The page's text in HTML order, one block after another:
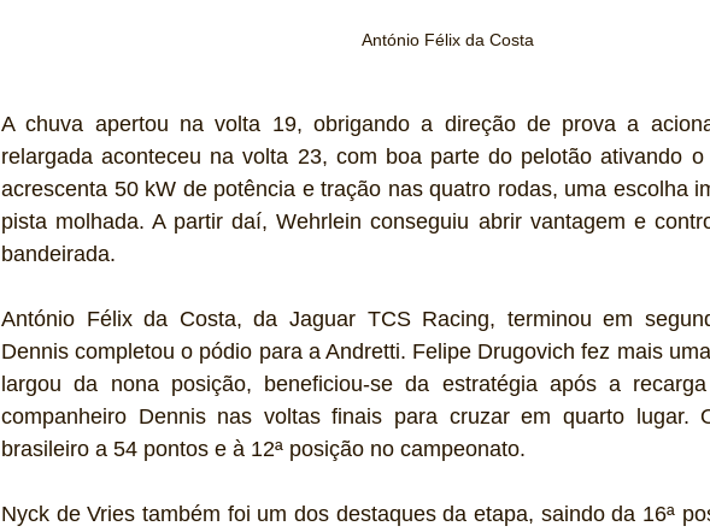
António Félix da Costa
A chuva apertou na volta 19, obrigando a direção de prova a
relargada aconteceu na volta 23, com boa parte do pelotão ativando
acrescenta 50 kW de potência e tração nas quatro rodas, uma escolha
pista molhada. A partir daí, Wehrlein conseguiu abrir vantagem e
bandeirada.
António Félix da Costa, da Jaguar TCS Racing, terminou em
Dennis completou o pódio para a Andretti. Felipe Drugovich fez mais
largou da nona posição, beneficiou-se da estratégia após a
companheiro Dennis nas voltas finais para cruzar em quarto lugar.
brasileiro a 54 pontos e à 12ª posição no campeonato.
Nyck de Vries também foi um dos destaques da etapa, saindo da 16ª